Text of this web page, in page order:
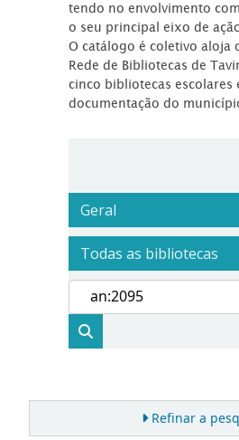
tendo no envolvimento
o seu principal eixo de
O catálogo é coletivo aloja
Rede de Bibliotecas de
cinco bibliotecas escolares
documentação do
Refinar a